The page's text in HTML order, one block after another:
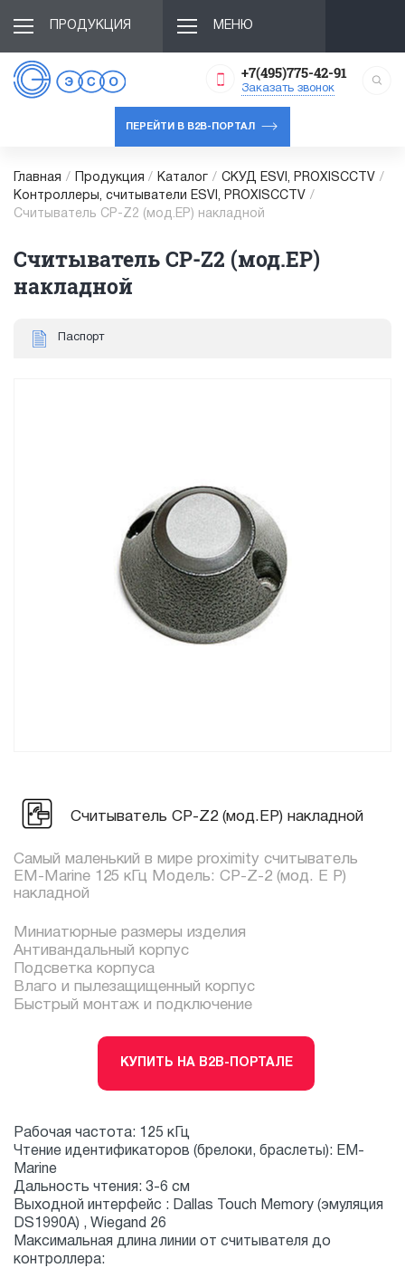
ПРОДУКЦИЯ МЕНЮ
+7(495)775-42-91
Заказать звонок
ПЕРЕЙТИ В B2B-ПОРТАЛ
Главная / Продукция / Каталог / СКУД ESVI, PROXISCCTV /
Контроллеры, считыватели ESVI, PROXISCCTV /
Считыватель CP-Z2 (мод.EP) накладной
Считыватель CP-Z2 (мод.EP)
накладной
Паспорт
Считыватель CP-Z2 (мод.EP) накладной
Самый маленький в мире proximity считыватель
EM-Marine 125 кГц Модель: СP-Z-2 (мод. E P)
накладной
Миниатюрные размеры изделия
Антивандальный корпус
Подсветка корпуса
Влаго и пылезащищенный корпус
Быстрый монтаж и подключение
КУПИТЬ НА B2B-ПОРТАЛЕ
Рабочая частота: 125 кГц
Чтение идентификаторов (брелоки, браслеты): EM-
Marine
Дальность чтения: 3-6 см
Выходной интерфейс : Dallas Touch Memory (эмуляция
DS1990A) , Wiegand 26
Максимальная длина линии от считывателя до
контроллера: